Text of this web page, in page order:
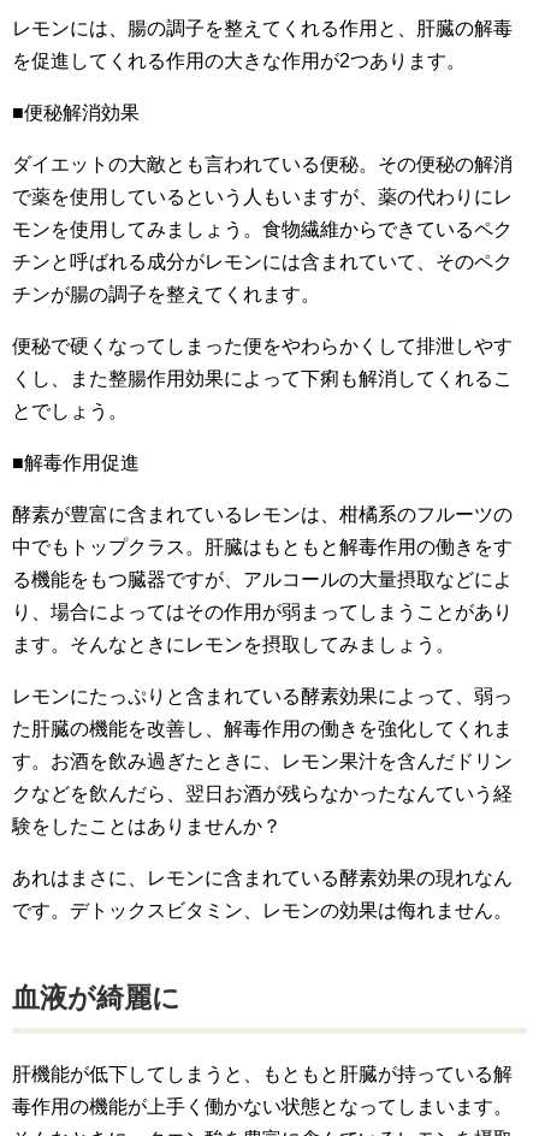
レモンには、腸の調子を整えてくれる作用と、肝臓の解毒
を促進してくれる作用の大きな作用が2つあります。
■便秘解消効果
ダイエットの大敵とも言われている便秘。その便秘の解消
で薬を使用しているという人もいますが、薬の代わりにレ
モンを使用してみましょう。食物繊維からできているペク
チンと呼ばれる成分がレモンには含まれていて、そのペク
チンが腸の調子を整えてくれます。
便秘で硬くなってしまった便をやわらかくして排泄しやす
くし、また整腸作用効果によって下痢も解消してくれるこ
とでしょう。
■解毒作用促進
酵素が豊富に含まれているレモンは、柑橘系のフルーツの
中でもトップクラス。肝臓はもともと解毒作用の働きをす
る機能をもつ臓器ですが、アルコールの大量摂取などによ
り、場合によってはその作用が弱まってしまうことがあり
ます。そんなときにレモンを摂取してみましょう。
レモンにたっぷりと含まれている酵素効果によって、弱っ
た肝臓の機能を改善し、解毒作用の働きを強化してくれま
す。お酒を飲み過ぎたときに、レモン果汁を含んだドリン
クなどを飲んだら、翌日お酒が残らなかったなんていう経
験をしたことはありませんか？
あれはまさに、レモンに含まれている酵素効果の現れなん
です。デトックスビタミン、レモンの効果は侮れません。
血液が綺麗に
肝機能が低下してしまうと、もともと肝臓が持っている解
毒作用の機能が上手く働かない状態となってしまいます。